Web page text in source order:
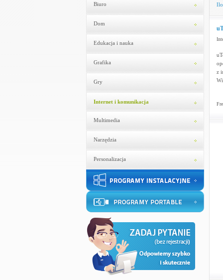
Biuro
Dom
Edukacja i nauka
Grafika
Gry
Internet i komunikacja
Multimedia
Narzędzia
Personalizacja
z